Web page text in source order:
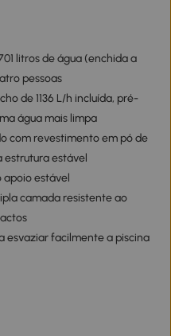
litros de água (enchida a
pessoas
de 1136 L/h incluída, pré-
água mais limpa
com revestimento em pó de
estrutura estável
apoio estável
camada resistente ao
esvaziar facilmente a piscina